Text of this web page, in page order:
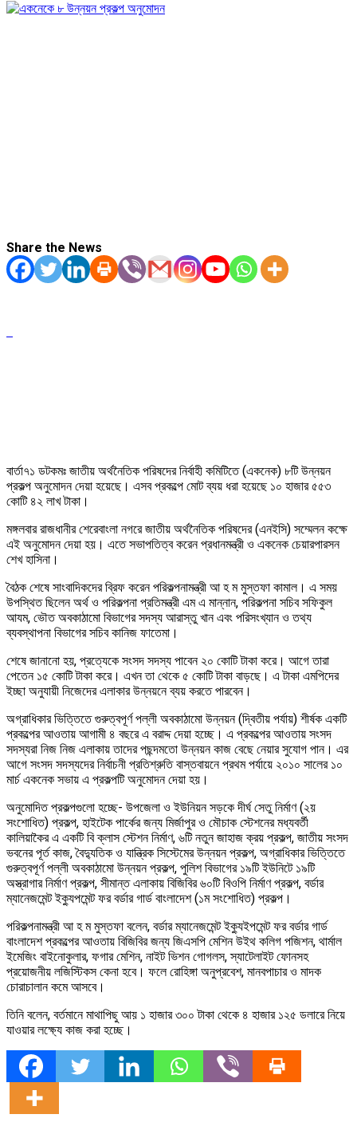
Share the News
বার্তা৭১ ডটকমঃ জাতীয় অর্থনৈতিক পরিষদের নির্বাহী কমিটিতে (একনেক) ৮টি উন্নয়ন
প্রকল্প অনুমোদন দেয়া হয়েছে। এসব প্রকল্পে মোট ব্যয় ধরা হয়েছে ১০ হাজার ৫৫৩
কোটি ৪২ লাখ টাকা।
মঙ্গলবার রাজধানীর শেরেবাংলা নগরে জাতীয় অর্থনৈতিক পরিষদের (এনইসি) সম্মেলন কক্ষে
এই অনুমোদন দেয়া হয়। এতে সভাপতিত্ব করেন প্রধানমন্ত্রী ও একনেক চেয়ারপারসন
শেখ হাসিনা।
বৈঠক শেষে সাংবাদিকদের ব্রিফ করেন পরিকল্পনামন্ত্রী আ হ ম মুস্তফা কামাল। এ সময়
উপস্থিত ছিলেন অর্থ ও পরিকল্পনা প্রতিমন্ত্রী এম এ মান্নান, পরিকল্পনা সচিব সফিকুল
আযম, ভৌত অবকাঠামো বিভাগের সদস্য আরাস্তু খান এবং পরিসংখ্যান ও তথ্য
ব্যবস্থাপনা বিভাগের সচিব কানিজ ফাতেমা।
শেষে জানানো হয়, প্রত্যেকে সংসদ সদস্য পাবেন ২০ কোটি টাকা করে। আগে তারা
পেতেন ১৫ কোটি টাকা করে। এখন তা থেকে ৫ কোটি টাকা বাড়ছে। এ টাকা এমপিদের
ইচ্ছা অনুযায়ী নিজেদের এলাকার উন্নয়নে ব্যয় করতে পারবেন।
অগ্রাধিকার ভিত্তিতে গুরুত্বপূর্ণ পল্লী অবকাঠামো উন্নয়ন (দ্বিতীয় পর্যায়) শীর্ষক একটি
প্রকল্পের আওতায় আগামী ৪ বছরে এ বরাদ্দ দেয়া হচ্ছে। এ প্রকল্পের আওতায় সংসদ
সদস্যরা নিজ নিজ এলাকায় তাদের পছন্দমতো উন্নয়ন কাজ বেছে নেয়ার সুযোগ পান। এর
আগে সংসদ সদস্যদের নির্বাচনী প্রতিশ্রুতি বাস্তবায়নে প্রথম পর্যায়ে ২০১০ সালের ১০
মার্চ একনেক সভায় এ প্রকল্পটি অনুমোদন দেয়া হয়।
অনুমোদিত প্রকল্পগুলো হচ্ছে- উপজেলা ও ইউনিয়ন সড়কে দীর্ঘ সেতু নির্মাণ (২য়
সংশোধিত) প্রকল্প, হাইটেক পার্কের জন্য মির্জাপুর ও মৌচাক স্টেশনের মধ্যবর্তী
কালিয়াকৈর এ একটি বি ক্লাস স্টেশন নির্মাণ, ৬টি নতুন জাহাজ ক্রয় প্রকল্প, জাতীয় সংসদ
ভবনের পূর্ত কাজ, বৈদ্যুতিক ও যান্ত্রিক সিস্টেমের উন্নয়ন প্রকল্প, অগ্রাধিকার ভিত্তিতে
গুরুত্বপূর্ণ পল্লী অবকাঠামো উন্নয়ন প্রকল্প, পুলিশ বিভাগের ১৯টি ইউনিটে ১৯টি
অস্ত্রাগার নির্মাণ প্রকল্প, সীমান্ত এলাকায় বিজিবির ৬০টি বিওপি নির্মাণ প্রকল্প, বর্ডার
ম্যানেজমেন্ট ইক্যুপমেন্ট ফর বর্ডার গার্ড বাংলাদেশ (১ম সংশোধিত) প্রকল্প।
পরিকল্পনামন্ত্রী আ হ ম মুস্তফা বলেন, বর্ডার ম্যানেজমেন্ট ইক্যুইপমেন্ট ফর বর্ডার গার্ড
বাংলাদেশ প্রকল্পের আওতায় বিজিবির জন্য জিএসপি মেশিন উইথ কলিগ পজিশন, থার্মাল
ইমেজিং বাইনোকুলার, ফগার মেশিন, নাইট ভিশন গোগলস, স্যাটেলাইট ফোনসহ
প্রয়োজনীয় লজিস্টিকস কেনা হবে। ফলে রোহিঙ্গা অনুপ্রবেশ, মানবপাচার ও মাদক
চোরাচালান কমে আসবে।
তিনি বলেন, বর্তমানে মাথাপিছু আয় ১ হাজার ৩০০ টাকা থেকে ৪ হাজার ১২৫ ডলারে নিয়ে
যাওয়ার লক্ষ্যে কাজ করা হচ্ছে।